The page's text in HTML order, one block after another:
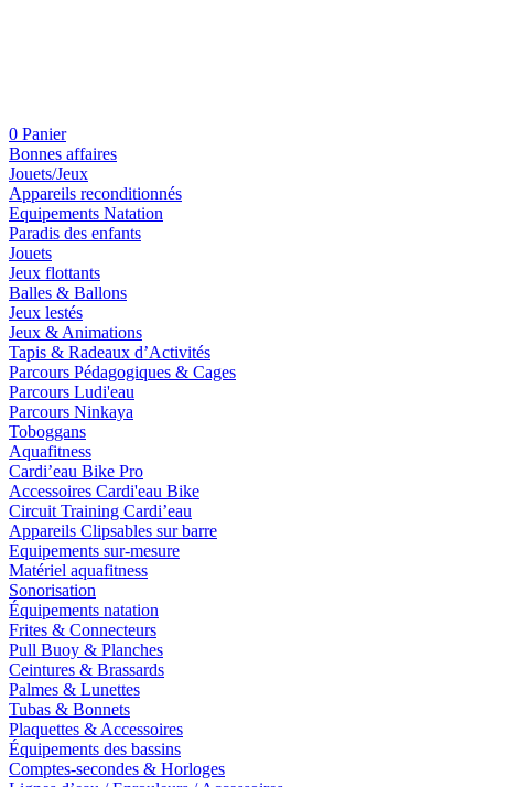
0 Panier
Bonnes affaires
Jouets/Jeux
Appareils reconditionnés
Equipements Natation
Paradis des enfants
Jouets
Jeux flottants
Balles & Ballons
Jeux lestés
Jeux & Animations
Tapis & Radeaux d’Activités
Parcours Pédagogiques & Cages
Parcours Ludi'eau
Parcours Ninkaya
Toboggans
Aquafitness
Cardi’eau Bike Pro
Accessoires Cardi'eau Bike
Circuit Training Cardi’eau
Appareils Clipsables sur barre
Equipements sur-mesure
Matériel aquafitness
Sonorisation
Équipements natation
Frites & Connecteurs
Pull Buoy & Planches
Ceintures & Brassards
Palmes & Lunettes
Tubas & Bonnets
Plaquettes & Accessoires
Équipements des bassins
Comptes-secondes & Horloges